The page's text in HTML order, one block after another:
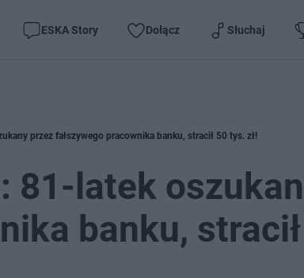
ESKA Story Dołącz Słuchaj
przez fałszywego pracownika banku, stracił 50 tys. zł!
81-latek
banku,